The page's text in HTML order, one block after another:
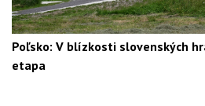
Poľsko: V blízkosti slovenských
etapa